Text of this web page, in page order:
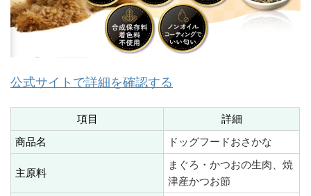
公式サイトで詳細を確認する
項目
詳細
商品名
ドッグフードおさかな
主原料
まぐろ・かつおの生肉、焼
津産かつお節